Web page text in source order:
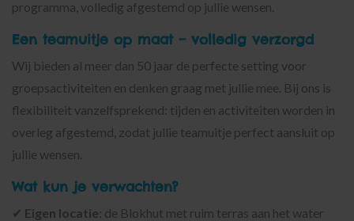
programma, volledig afgestemd op jullie wensen.
Een teamuitje op maat – volledig verzorgd
Wij bieden al meer dan 50 jaar de perfecte setting voor
groepsactiviteiten en denken graag met jullie mee. Bij ons is
flexibiliteit vanzelfsprekend: tijden en activiteiten worden in
overleg afgestemd, zodat jullie teamuitje perfect aansluit op
jullie wensen.
Wat kun je verwachten?
✔ Eigen locatie: de Blokhut met ruim terras aan het water